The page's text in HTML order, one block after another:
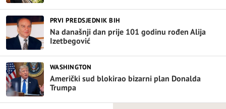
PRVI PREDSJEDNIK BIH
Na današnji dan prije 101 godinu rođen Alija
Izetbegović
WASHINGTON
Američki sud blokirao bizarni plan Donalda
Trumpa